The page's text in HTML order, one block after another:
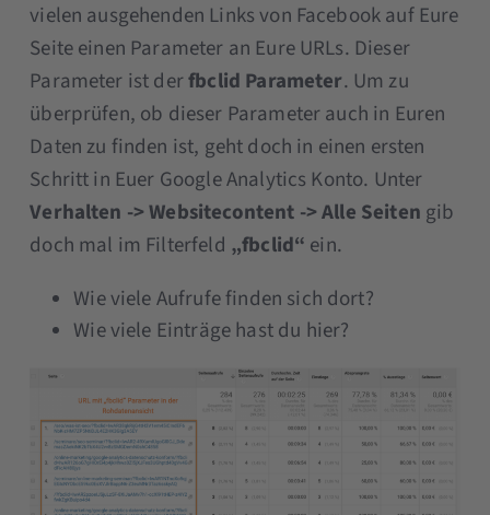
vielen ausgehenden Links von Facebook auf Eure
Seite einen Parameter an Eure URLs. Dieser
Parameter ist derfbclid Parameter. Um zu
überprüfen, ob dieser Parameter auch in Euren
Daten zu finden ist, geht doch in einen ersten
Schritt in Euer Google Analytics Konto. Unter
Verhalten -> Websitecontent -> Alle Seiten gib
doch mal im Filterfeld „fbclid“ ein.
Wie viele Aufrufe finden sich dort?
Wie viele Einträge hast du hier?